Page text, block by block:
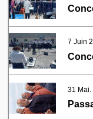
7 Juin
31